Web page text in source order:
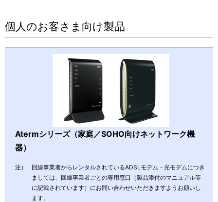
在
位
個人のお客さま向け製品
Atermシリーズ（家庭／SOHO向けネットワーク機
器）
注）
回線事業者からレンタルされているADSLモデム・光モデムにつき
ましては、回線事業者ごとの専用窓口（製品添付のマニュアル等
に記載されています）にお問い合わせいただきますようお願いし
ます。